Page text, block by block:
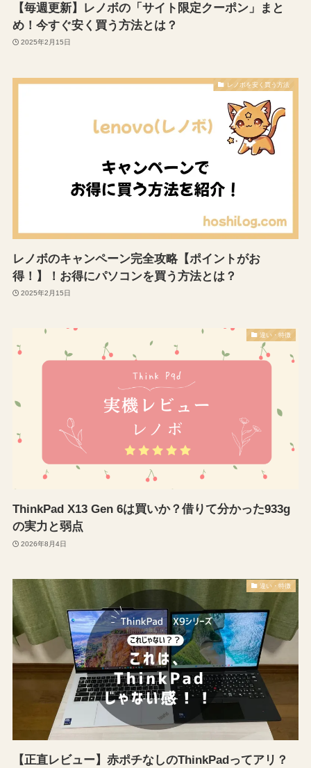
【毎週更新】レノボの「サイト限定クーポン」まと
め！今すぐ安く買う方法とは？
2025年2月15日
レノボを安く買う方法
レノボのキャンペーン完全攻略【ポイントがお
得！】！お得にパソコンを買う方法とは？
2025年2月15日
違い・特徴
ThinkPad X13 Gen 6は買いか？借りて分かった933g
の実力と弱点
2026年8月4日
違い・特徴
【正直レビュー】赤ポチなしのThinkPadってアリ？